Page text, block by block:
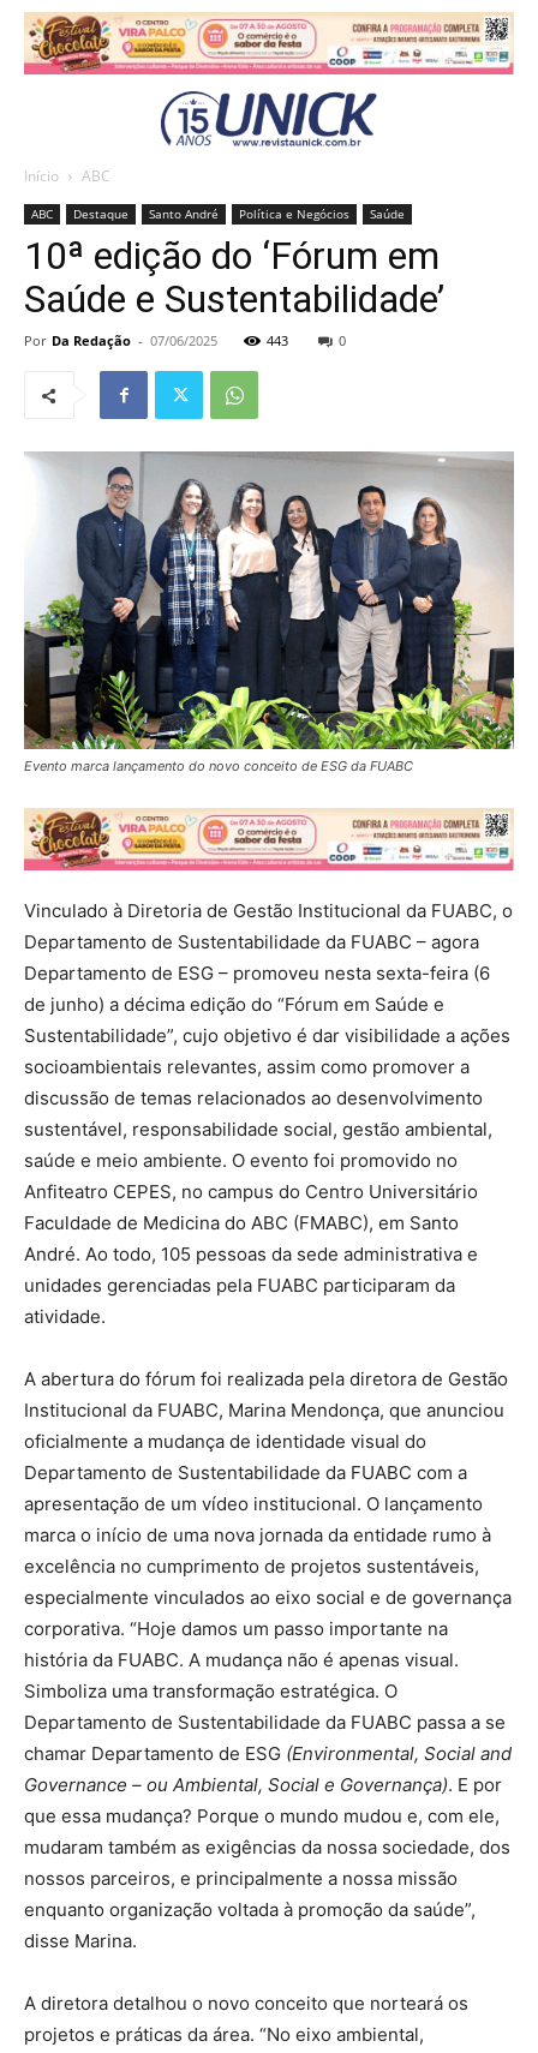
Início ABC
ABC Destaque Santo André Política e Negócios Saúde
10ª edição do ‘Fórum em
Saúde e Sustentabilidade’
Por Da Redação - 07/06/2025 443 0
Evento marca lançamento do novo conceito de ESG da FUABC
Vinculado à Diretoria de Gestão Institucional da FUABC, o
Departamento de Sustentabilidade da FUABC – agora
Departamento de ESG – promoveu nesta sexta-feira (6
de junho) a décima edição do “Fórum em Saúde e
Sustentabilidade”, cujo objetivo é dar visibilidade a ações
socioambientais relevantes, assim como promover a
discussão de temas relacionados ao desenvolvimento
sustentável, responsabilidade social, gestão ambiental,
saúde e meio ambiente. O evento foi promovido no
Anfiteatro CEPES, no campus do Centro Universitário
Faculdade de Medicina do ABC (FMABC), em Santo
André. Ao todo, 105 pessoas da sede administrativa e
unidades gerenciadas pela FUABC participaram da
atividade.
A abertura do fórum foi realizada pela diretora de Gestão
Institucional da FUABC, Marina Mendonça, que anunciou
oficialmente a mudança de identidade visual do
Departamento de Sustentabilidade da FUABC com a
apresentação de um vídeo institucional. O lançamento
marca o início de uma nova jornada da entidade rumo à
excelência no cumprimento de projetos sustentáveis,
especialmente vinculados ao eixo social e de governança
corporativa. “Hoje damos um passo importante na
história da FUABC. A mudança não é apenas visual.
Simboliza uma transformação estratégica. O
Departamento de Sustentabilidade da FUABC passa a se
chamar Departamento de ESG (Environmental, Social and
Governance – ou Ambiental, Social e Governança). E por
que essa mudança? Porque o mundo mudou e, com ele,
mudaram também as exigências da nossa sociedade, dos
nossos parceiros, e principalmente a nossa missão
enquanto organização voltada à promoção da saúde”,
disse Marina.
A diretora detalhou o novo conceito que norteará os
projetos e práticas da área. “No eixo ambiental,